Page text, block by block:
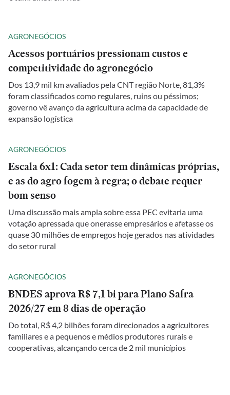
AGRONEGÓCIOS
Acessos portuários pressionam custos e
competitividade do agronegócio
Dos 13,9 mil km avaliados pela CNT região Norte, 81,3%
foram classificados como regulares, ruins ou péssimos;
governo vê avanço da agricultura acima da capacidade de
expansão logística
AGRONEGÓCIOS
Escala 6x1: Cada setor tem dinâmicas próprias,
e as do agro fogem à regra; o debate requer
bom senso
Uma discussão mais ampla sobre essa PEC evitaria uma
votação apressada que onerasse empresários e afetasse os
quase 30 milhões de empregos hoje gerados nas atividades
do setor rural
AGRONEGÓCIOS
BNDES aprova R$ 7,1 bi para Plano Safra
2026/27 em 8 dias de operação
Do total, R$ 4,2 bilhões foram direcionados a agricultores
familiares e a pequenos e médios produtores rurais e
cooperativas, alcançando cerca de 2 mil municípios